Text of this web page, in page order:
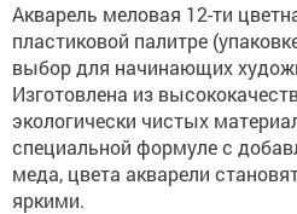
Акварель меловая 12-ти
пластиковой палитре
выбор для начинающих
Изготовлена из
экологически чистых
специальной формуле с
меда, цвета акварели
яркими.